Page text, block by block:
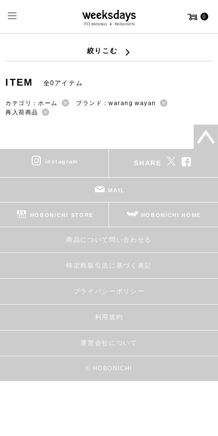
0
絞りこむ
ITEM 全0アイテム
カテゴリ：ホーム
ブランド：warang wayan
再入荷商品
instagram SHARE
MAIL
HOBONICHI STORE HOBONICHI HOME
商品について問い合わせる
特定商取引法に基づく表記
プライバシーポリシー
利用規約
運営会社について
© HOBONICHI